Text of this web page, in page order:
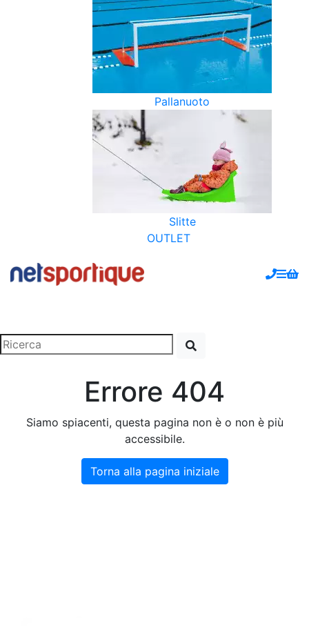
Pallanuoto
Slitte
OUTLET
Errore 404
Siamo spiacenti, questa pagina non è o non è più
accessibile.
Torna alla pagina iniziale